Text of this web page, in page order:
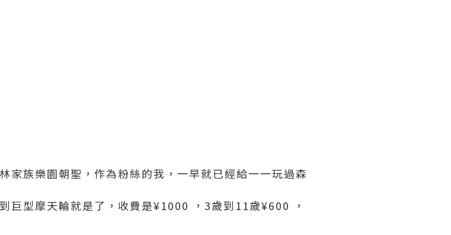
家族樂園朝聖， 作為粉絲的我，一早就已經給一一玩過森
巨型摩天輪就是了，收費是¥1000 ，3歲到11歲¥600 ，